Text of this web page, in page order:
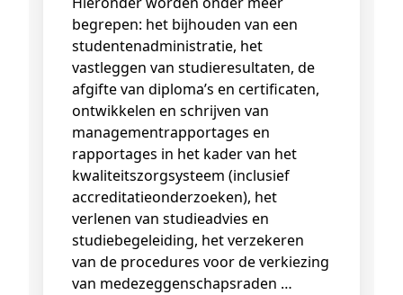
begrepen: het bijhouden van een
studentenadministratie, het
vastleggen van studieresultaten, de
afgifte van diploma’s en certificaten,
ontwikkelen en schrijven van
managementrapportages en
rapportages in het kader van het
kwaliteitszorgsysteem (inclusief
accreditatieonderzoeken), het
verlenen van studieadvies en
studiebegeleiding, het verzekeren
van de procedures voor de verkiezing
van medezeggenschapsraden …